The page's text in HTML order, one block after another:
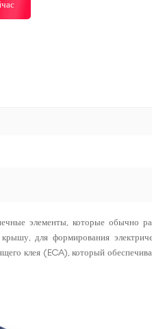
элементы, которые обычно
для формирования
клея (ECA), который